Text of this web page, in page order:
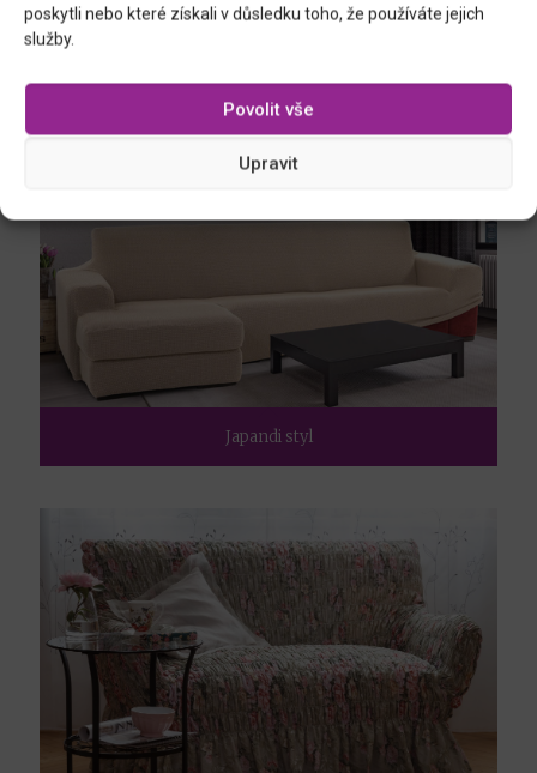
poskytli nebo které získali v důsledku toho, že používáte jejich
služby.
Povolit vše
Upravit
Japandi styl